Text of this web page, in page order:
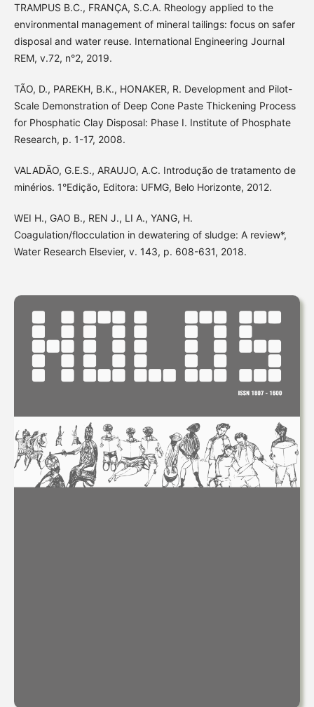
TRAMPUS B.C., FRANÇA, S.C.A. Rheology applied to the
environmental management of mineral tailings: focus on safer
disposal and water reuse. International Engineering Journal
REM, v.72, n°2, 2019.
TÃO, D., PAREKH, B.K., HONAKER, R. Development and Pilot-
Scale Demonstration of Deep Cone Paste Thickening Process
for Phosphatic Clay Disposal: Phase I. Institute of Phosphate
Research, p. 1-17, 2008.
VALADÃO, G.E.S., ARAUJO, A.C. Introdução de tratamento de
minérios. 1°Edição, Editora: UFMG, Belo Horizonte, 2012.
WEI H., GAO B., REN J., LI A., YANG, H.
Coagulation/flocculation in dewatering of sludge: A review*,
Water Research Elsevier, v. 143, p. 608-631, 2018.